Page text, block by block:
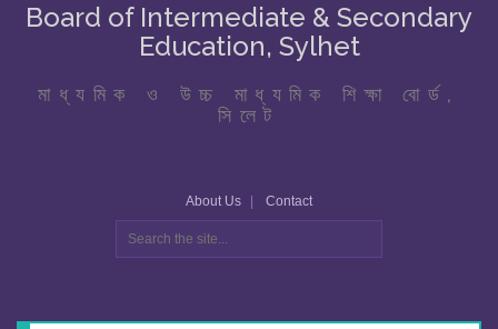
Board of Intermediate & Secondary
Education, Sylhet
মাধ্যমিক ও উচ্চ মাধ্যমিক শিক্ষা বোর্ড,
সিলেট
About Us Contact